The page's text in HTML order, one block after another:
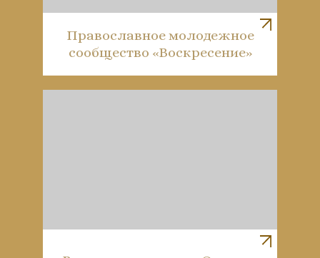
Православное молодежное
сообщество «Воскресение»